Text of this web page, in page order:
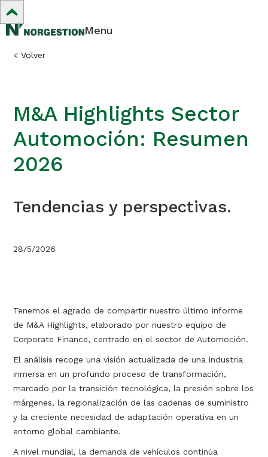
Menu
< Volver
M&A Highlights Sector
Automoción: Resumen
2026
Tendencias y perspectivas.
28/5/2026
Tenemos el agrado de compartir nuestro último informe
de M&A Highlights, elaborado por nuestro equipo de
Corporate Finance, centrado en el sector de Automoción.
El análisis recoge una visión actualizada de una industria
inmersa en un profundo proceso de transformación,
marcado por la transición tecnológica, la presión sobre los
márgenes, la regionalización de las cadenas de suministro
y la creciente necesidad de adaptación operativa en un
entorno global cambiante.
A nivel mundial, la demanda de vehículos continúa